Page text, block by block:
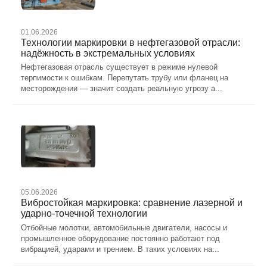
01.06.2026
Технологии маркировки в нефтегазовой отрасли:
надёжность в экстремальных условиях
Нефтегазовая отрасль существует в режиме нулевой
терпимости к ошибкам. Перепутать трубу или фланец на
месторождении — значит создать реальную угрозу а...
05.06.2026
Вибростойкая маркировка: сравнение лазерной и
ударно-точечной технологии
Отбойные молотки, автомобильные двигатели, насосы и
промышленное оборудование постоянно работают под
вибрацией, ударами и трением. В таких условиях на...